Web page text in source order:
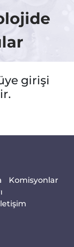
girişi
Komisyonlar